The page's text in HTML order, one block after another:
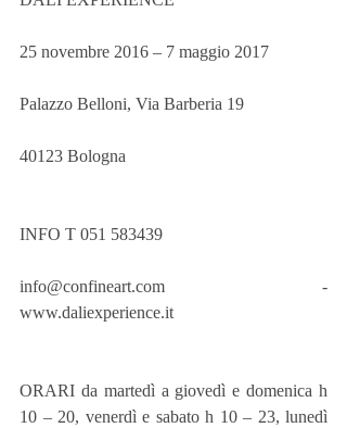
25 novembre 2016 – 7 maggio 2017
Palazzo Belloni, Via Barberia 19
40123 Bologna
INFO T 051 583439
info@confineart.com -
www.daliexperience.it
ORARI da martedì a giovedì e domenica h
10 – 20, venerdì e sabato h 10 – 23, lunedì